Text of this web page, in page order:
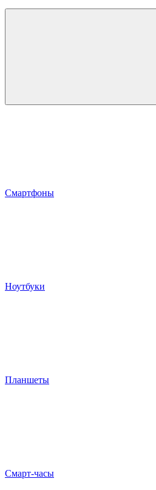
Смартфоны
Ноутбуки
Планшеты
Смарт-часы